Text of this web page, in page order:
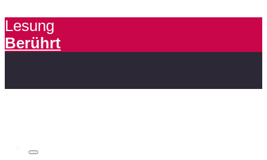
Lesung
Berührt